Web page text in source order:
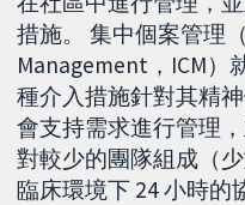
措施。 集中個案管理
Management，ICM）
種介入措施針對其精
會支持需求進行管理
對較少的團隊組成（
臨床環境下 24 小時的